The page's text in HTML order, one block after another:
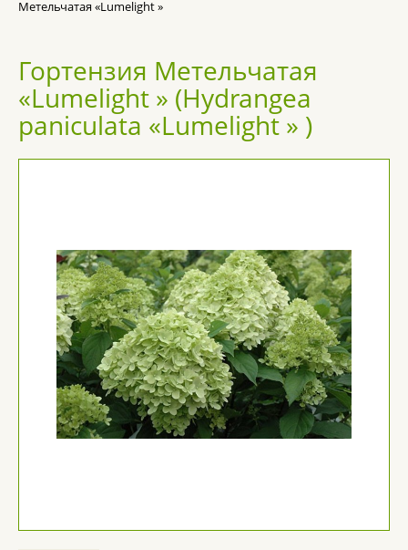
Метельчатая «Lumelight »
Гортензия Метельчатая
«Lumelight » (Hydrangea
paniculata «Lumelight » )